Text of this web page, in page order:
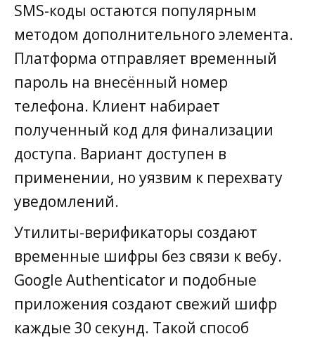
SMS-коды остаются популярным
методом дополнительного элемента.
Платформа отправляет временный
пароль на внесённый номер
телефона. Клиент набирает
полученный код для финализации
доступа. Вариант доступен в
применении, но уязвим к перехвату
уведомлений.
Утилиты-верификаторы создают
временные шифры без связи к вебу.
Google Authenticator и подобные
приложения создают свежий шифр
каждые 30 секунд. Такой способ